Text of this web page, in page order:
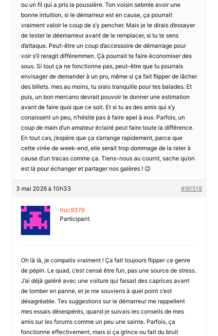
ou un fil qui a pris la poussière. Ton voisin sebmle avoir une
bonne intuition, si le démarreur est en cause, ça pourrait
vraiment valoir le coup de s’y pencher. Mais je te dirais d’essayer
de tester le déemarreur avant de le remplacer, si tu te sens
d’attaque. Peut-être un coup d’accessoire de démarrage pour
voir s’il reragit différemmen. Çà pourrait te faire èconomiser des
sous. Si tout ça ne fonctionne pas, peut-être que tu pourrais
envisager de demander à un pro, même si ça fait flipper de lâcher
des billets. mes au moins, tu srais tranquille pour tes balades. Et
puis, un bon mercano devrait pouvoir te donner une estimation
avant de faire quoi que ce soit. Et si tu as des amis qui s’y
conaissent un peu, n’hésite pas à faire apel à eux. Parfois, un
coup de main d’un amateur éclairé peut faire toute la différence.
En tout cas, j’espère que ça s’arrange rapidement, parce que
cette virée de week-end, elle serait trop dommage de la rater à
cause d’un tracas comme ça. Tiens-nous au cournt, sache qu’on
est là pour échanger et partager nos galères ! 😉
3 mai 2026 à 10h33 #90518
truc9376
Participant
Oh là là, je compatis vraiment ! Ça fait toujours flipper ce genre
de pépin. Le quad, c’est censé être fun, pas une source de stress.
J’ai déjà galéré avec une voiture qui faisait des caprices avant
de tomber en panne, et je me souviens à quel point c’est
désagréable. Tes suggestions sur le démarreur me rappellent
mes essais désespérés, quand je suivais les conseils de mes
amis sur les forums comme un peu une sainte. Parfois, ça
fonctionne effectivement, mais si ça grince ou fait du bruit